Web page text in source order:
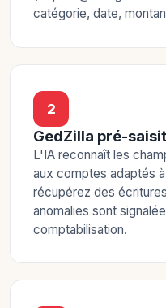
catégorie, date,
2
GedZilla pré-saisit
L'IA reconnaît les
aux comptes adaptés
récupérez des
anomalies sont
comptabilisation.